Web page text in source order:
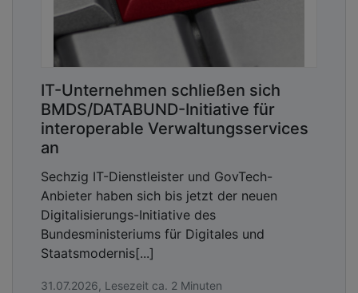
IT-Unternehmen schließen sich
BMDS/DATABUND-Initiative für
interoperable Verwaltungsservices
an
Sechzig IT-Dienstleister und GovTech-
Anbieter haben sich bis jetzt der neuen
Digitalisierungs-Initiative des
Bundesministeriums für Digitales und
Staatsmodernis[...]
31.07.2026, Lesezeit ca. 2 Minuten